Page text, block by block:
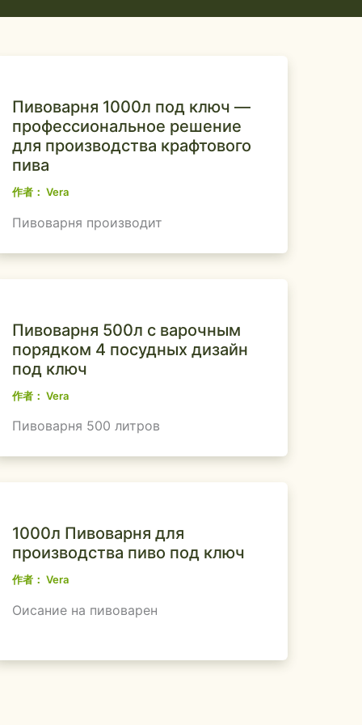
Пивоварня 1000л под ключ —
профессиональное решение
для производства крафтового
пива
作者： Vera
Пивоварня производит
Пивоварня 500л с варочным
порядком 4 посудных дизайн
под ключ
作者： Vera
Пивоварня 500 литров
1000л Пивоварня для
производства пиво под ключ
作者： Vera
Оисание на пивоварен